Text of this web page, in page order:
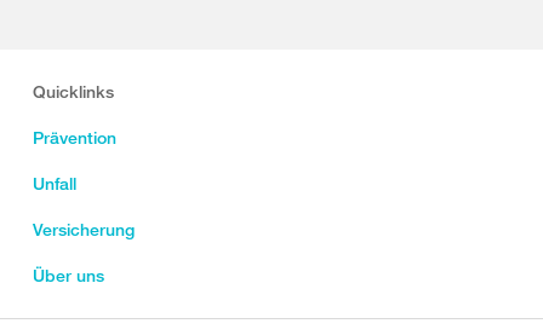
Quicklinks
Prävention
Unfall
Versicherung
Über uns